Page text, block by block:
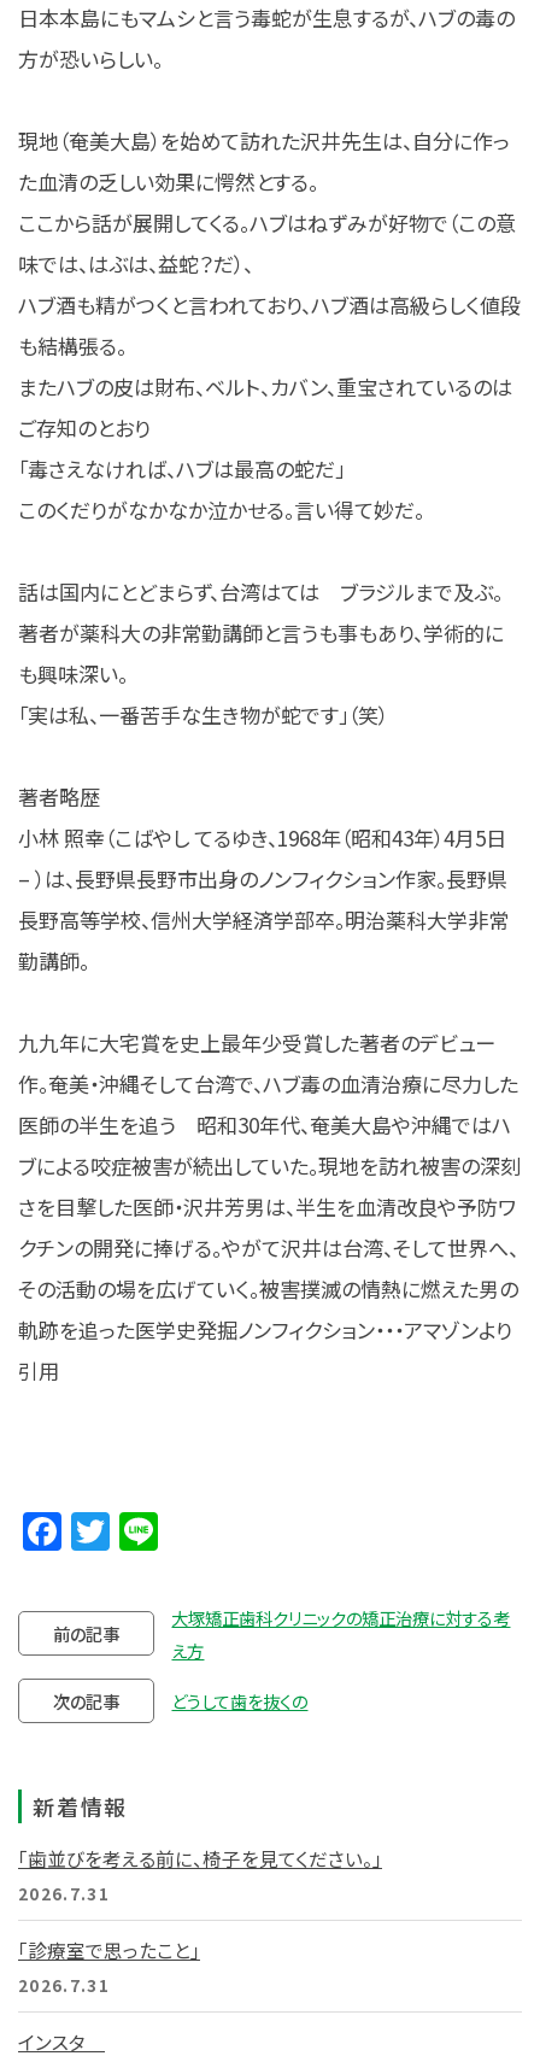
日本本島にもマムシと言う毒蛇が生息するが、ハブの毒の
方が恐いらしい。
現地（奄美大島）を始めて訪れた沢井先生は、自分に作っ
た血清の乏しい効果に愕然とする。
ここから話が展開してくる。ハブはねずみが好物で（この意
味では、はぶは、益蛇？だ）、
ハブ酒も精がつくと言われており、ハブ酒は高級らしく値段
も結構張る。
またハブの皮は財布、ベルト、カバン、重宝されているのは
ご存知のとおり
「毒さえなければ、ハブは最高の蛇だ」
このくだりがなかなか泣かせる。言い得て妙だ。
話は国内にとどまらず、台湾はては ブラジルまで及ぶ。
著者が薬科大の非常勤講師と言うも事もあり、学術的に
も興味深い。
「実は私、一番苦手な生き物が蛇です」（笑）
著者略歴
小林 照幸（こばやし てるゆき、1968年（昭和43年）4月5日
– ）は、長野県長野市出身のノンフィクション作家。長野県
長野高等学校、信州大学経済学部卒。明治薬科大学非常
勤講師。
九九年に大宅賞を史上最年少受賞した著者のデビュー
作。奄美・沖縄そして台湾で、ハブ毒の血清治療に尽力した
医師の半生を追う 昭和30年代、奄美大島や沖縄ではハ
ブによる咬症被害が続出していた。現地を訪れ被害の深刻
さを目撃した医師・沢井芳男は、半生を血清改良や予防ワ
クチンの開発に捧げる。やがて沢井は台湾、そして世界へ、
その活動の場を広げていく。被害撲滅の情熱に燃えた男の
軌跡を追った医学史発掘ノンフィクション・・・アマゾンより
引用
Facebook
Twitter
前の記事
大塚矯正歯科クリニックの矯正治療に対する考
え方
次の記事 どうして歯を抜くの
新着情報
「歯並びを考える前に、椅子を見てください。」
2026.7.31
「診療室で思ったこと」
2026.7.31
インスタ